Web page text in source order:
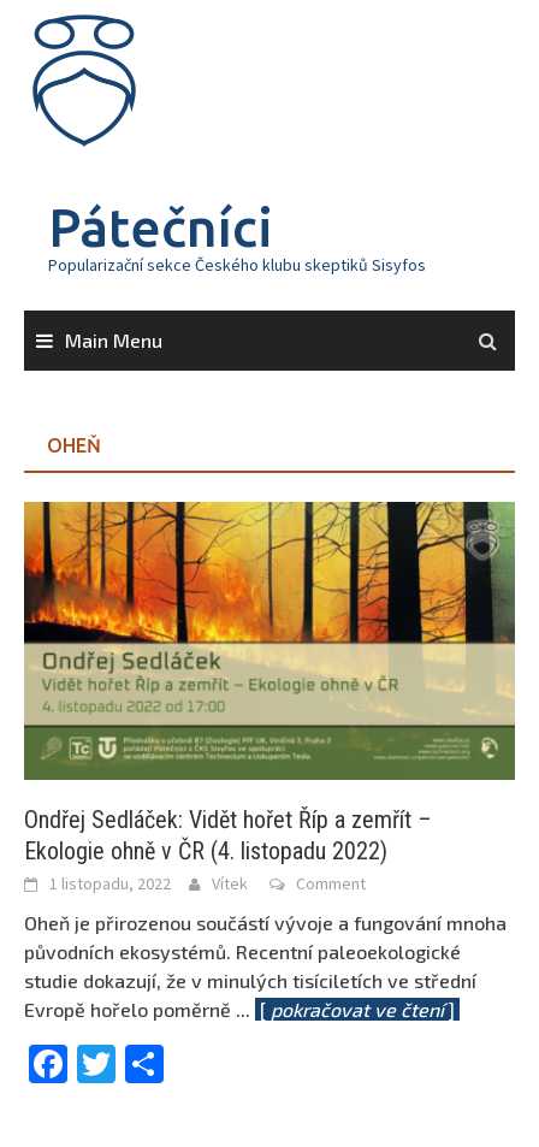
content
Pátečníci
Popularizační sekce Českého klubu skeptiků Sisyfos
Main Menu
OHEŇ
Ondřej Sedláček: Vidět hořet Říp a zemřít –
Ekologie ohně v ČR (4. listopadu 2022)
1 listopadu, 2022 Vítek Comment
Oheň je přirozenou součástí vývoje a fungování mnoha
původních ekosystémů. Recentní paleoekologické
studie dokazují, že v minulých tisíciletích ve střední
Evropě hořelo poměrně ... [ pokračovat ve čtení]
Facebook
Twitter